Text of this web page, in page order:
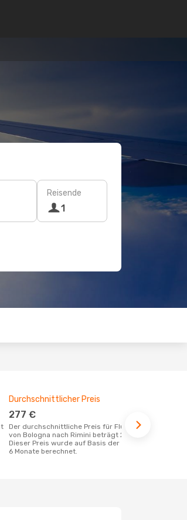
Reisende
1
Durchschnittlicher Preis
277 €
Der durchschnittliche Preis für Flüge
von Bologna nach Rimini beträgt 277 €.
Dieser Preis wurde auf Basis der letzten
6 Monate berechnet.